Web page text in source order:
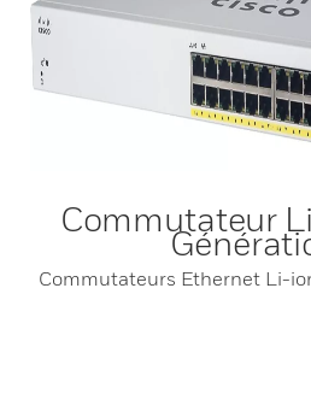
Commutateur
Commutateurs Ethernet Li-